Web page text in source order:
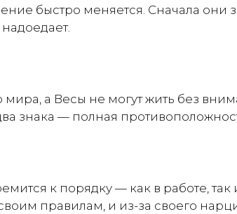
быстро меняется. Сначала они
мира, а Весы не могут жить без
знака — полная
к порядку — как в работе,
правилам, и из-за своего